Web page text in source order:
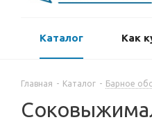
Каталог Как
Главная - Каталог - Барное